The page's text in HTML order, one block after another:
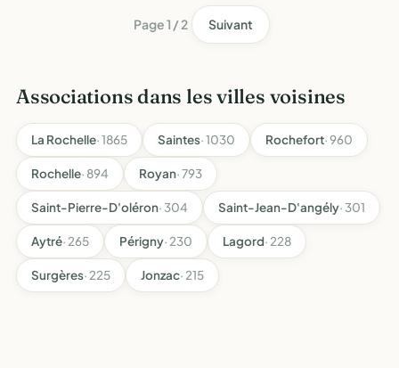
Page 1 / 2 Suivant
Associations dans les villes voisines
La Rochelle· 1865 Saintes· 1030 Rochefort· 960
Rochelle· 894 Royan· 793
Saint-Pierre-D'oléron· 304 Saint-Jean-D'angély· 301
Aytré· 265 Périgny· 230 Lagord· 228
Surgères· 225 Jonzac· 215